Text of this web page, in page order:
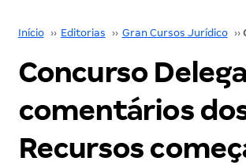
Início ›› Editorias ›› Gran Cursos Jurídico ››
Concurso
comentários
Recursos